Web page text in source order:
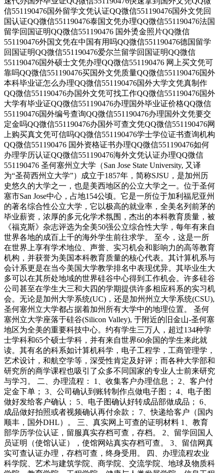
信551190476国外留学文凭认证QQ微信551190476国外文凭回
国认证QQ微信551190476泰国文凭办理QQ微信551190476法国
留学回国证明QQ微信551190476 国外烫金照片QQ微信
551190476外国文凭在中国有用吗QQ微信551190476德国留学
回国证明QQ微信551190476爱尔兰留学回国证明QQ微信
551190476国外硕士文凭办理QQ微信551190476 网上买文凭可
靠吗QQ微信551190476买国外文凭质量QQ微信551190476国外
本科毕业证怎么办理QQ微信551190476国外大学文凭真制作
QQ微信551190476办国外文凭可找工作QQ微信551190476国外
大学有毕业证QQ微信551190476办理国外毕业证价格QQ微信
551190476国外编号查询QQ微信551190476办理国外文凭要交
定金吗QQ微信551190476办国外可查文凭QQ微信551190476网
上购买真文凭可信吗QQ微信551190476学士学位证书查询机构
QQ微信551190476 国外资格证书办理QQ微信551190476如何
办理学历认证QQ微信551190476海外文凭认证办理QQ微信
551190476 圣何塞州立大学（San Jose State University, 又译
为“圣荷西州立大学”）成立于1857年，简称SJSU，是加州历
史悠久的大学之一，也是美西地区的公立大学之一。位于圣何
塞市San Jose中心，占地154公顷。它是一所位于加利福尼亚州
的著名综合性公立大学，它以极高的就业率，全美名列前茅的
毕业薪资，浓厚的多元化学术氛围，杰出的本科教育质量，被
《福克斯》杂志评选为全美50强公立综合性大学，每年有来自
世界各地的成百上千的海外学生前往求学。 至今，这是一所
在世界上享有学术地位、声誉、实习机会和影响力的高等教育
机构，并获誉为美国本科教育质量的核心代表。其计算机系与
会计系更是在当今美国大学教学排名中表现优异。其毕业生大
多可以在其所处地域的世界硅谷中心得到工作机会。许多硅谷
公司甚至在学生大三和大四的学期提供许多相应科系的实习机
会。无论是加州大学系统(UC)，还是加州州立大学系统(CSU),
圣何塞州立大学都占据着加州所有大学中的地理位置。 圣何
塞州立大学座落于硅谷(Silicon Valley), 于附近的旧金山-圣何塞
地区为全美的重要科技中心。约有学生三万人，超过134种学
士学科和65个硕士学科，并有来自世界60余国的学生来此就
读。其有名的科系如计算机科学，电子工程学，工商管理学，
艺术设计，和航空学等，深受性肯定及好评；而各种大学部和
研究所的商学课程也吸引了众多不同国家的专业人士前来研究
与学习。 二、办理流程： 1、收集客户办理信息； 2、客户付
定金下单； 3、公司确认到账转制作点做电子图； 4、电子图
做好发给客户确认； 5、电子图确认好转成品部做成品； 6、
成品做好拍照或者视频确认再付余款； 7、快递给客户（国内
顺丰，国外DHL）。 三、真实网上可查的证明材料 1、教育
部学历学位认证，留服真实存档可查，存档。 2、留学回国人
员证明（使馆认证），使馆网站真实存档可查。 3、留信网真
实可查认证办理，存档可查，终身受用。 四、办理流程农业
科学院、艺术与建筑学院、商学院、交流学院、地球及物质科